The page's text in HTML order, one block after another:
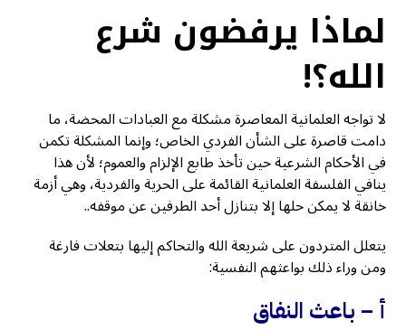
لماذا يرفضون شرع
الله؟!
لا تواجه العلمانية المعاصرة مشكلة مع العبادات المحضة، ما
دامت قاصرة على الشأن الفردي الخاص؛ وإنما المشكلة تكمن
في الأحكام الشرعية حين تأخذ طابع الإلزام والعموم؛ لأن هذا
ينافي الفلسفة العلمانية القائمة على الحرية والفردية، وهي أزمة
خانقة لا يمكن حلها إلا بتنازل أحد الطرفين عن موقفه..
يتعلل المتردون على شريعة الله والتحاكم إليها بتعلات فارغة
ومن وراء ذلك بواعثهم النفسية:
أ – باعث النفاق